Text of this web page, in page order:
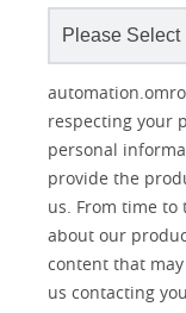
Other
Source
Lead
Detail
Status
Opt-in
Marketing
No
Yes
I
an
Your
Product Family
Interest
Automation
Systems
and Vision
Solutions
IO Link
Panel
Quality
Safety
respecting your
personal
provide the
us. From time to
about our
content that
us contacting